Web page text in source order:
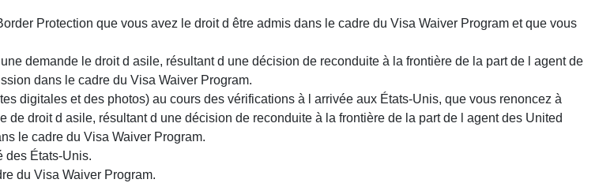
Protection que vous avez le droit d être admis dans le cadre du Visa Waiver Program et que vous
demande le droit d asile, résultant d une décision de reconduite à la frontière de la part de l agent de
dans le cadre du Visa Waiver Program.
digitales et des photos) au cours des vérifications à l arrivée aux États-Unis, que vous renoncez à
droit d asile, résultant d une décision de reconduite à la frontière de la part de l agent des United
le cadre du Visa Waiver Program.
des États-Unis.
du Visa Waiver Program.